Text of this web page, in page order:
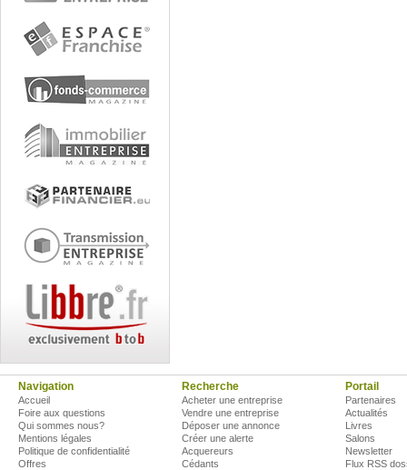
Navigation
Accueil
Foire aux questions
Qui sommes nous?
Mentions légales
Politique de confidentialité
Offres
Recherche
Acheter une entreprise
Vendre une entreprise
Déposer une annonce
Créer une alerte
Acquereurs
Cédants
Portail
Partenaires
Actualités
Livres
Salons
Newsletter
Flux RSS